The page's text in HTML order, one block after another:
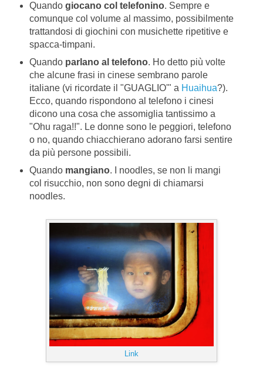
Quando giocano col telefonino. Sempre e
comunque col volume al massimo, possibilmente
trattandosi di giochini con musichette ripetitive e
spacca-timpani.
Quando parlano al telefono. Ho detto più volte
che alcune frasi in cinese sembrano parole
italiane (vi ricordate il "GUAGLIO'" a Huaihua?).
Ecco, quando rispondono al telefono i cinesi
dicono una cosa che assomiglia tantissimo a
"Ohu raga!!". Le donne sono le peggiori, telefono
o no, quando chiacchierano adorano farsi sentire
da più persone possibili.
Quando mangiano. I noodles, se non li mangi
col risucchio, non sono degni di chiamarsi
noodles.
Link